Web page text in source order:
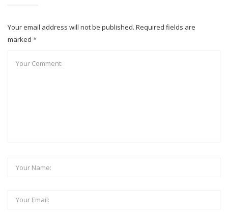
Your email address will not be published. Required fields are
marked *